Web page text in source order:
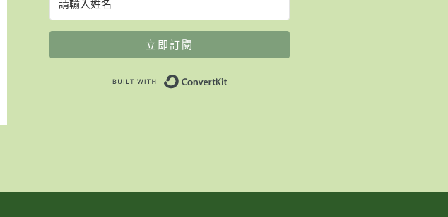
立即訂閱